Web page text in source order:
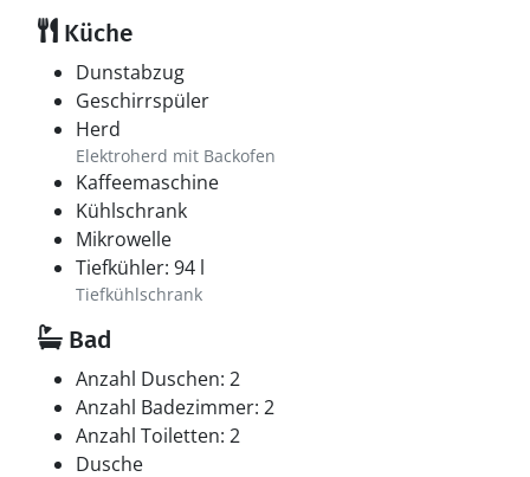
Küche
Dunstabzug
Geschirrspüler
Herd
Elektroherd mit Backofen
Kaffeemaschine
Kühlschrank
Mikrowelle
Tiefkühler: 94 l
Tiefkühlschrank
Bad
Anzahl Duschen: 2
Anzahl Badezimmer: 2
Anzahl Toiletten: 2
Dusche